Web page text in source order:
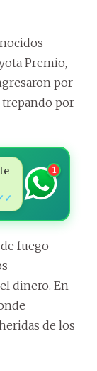
Premio,
por
por
1
fuego
dinero. En
de los